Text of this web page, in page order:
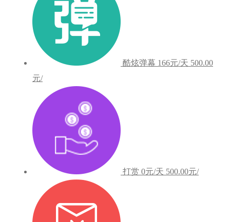
酷炫弹幕 166元/天 500.00
元/
打赏 0元/天 500.00元/